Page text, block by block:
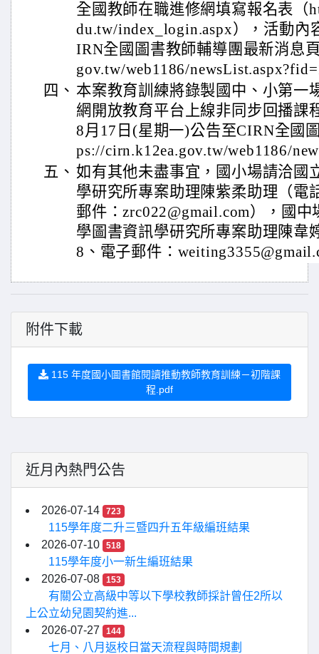
全國教師在職進修網填寫報名表（
du.tw/index_login.aspx），活動內
IRN全國圖書教師輔導團最新消息
gov.tw/web1186/
四、 本案教育訓練將錄製國中、小第一
網開放教育平台上線非同步回播課
8月17日(星期一)公告至CIRN全國
ps://cirn.k12ea.gov.tw/web1186/
五、 如有其他未盡事宜，國小場請洽國
學研究所專案助理陳紫柔助理（電
郵件：zrc022@gmail.com），國
學圖書資訊學研究所專案助理陳韋
8、電子郵件：
附件下載
115 年度國小圖書館閱讀推動教師教育訓練－初階課
程.pdf
近月內熱門公告
2026-07-14 723
115學年度二升三暨四升五年級編班結果
2026-07-10
518
115學年度小一新生編班結果
2026-07-08
153
有關公立高級中等以下學校教師採計曾任2所以
上公立幼兒園契約進...
2026-07-27
144
七月、八月返校日當天流程與時間規劃